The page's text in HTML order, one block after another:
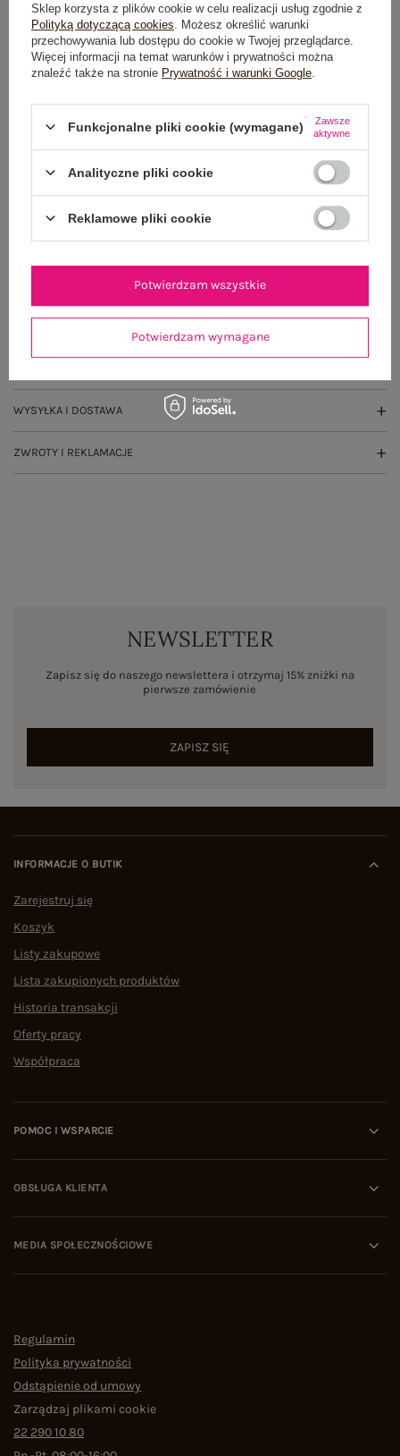
Dostawa od 7,99 zł
Zamów w ciągu04:52:54 sek.,
a wyślemy
jeszcze dzisiaj!
WYSYŁKA I DOSTAWA
ZWROTY I REKLAMACJE
NEWSLETTER
Zapisz się do naszego newslettera i otrzymaj 15% zniżki na
pierwsze zamówienie
ZAPISZ SIĘ
INFORMACJE O BUTIK
Zarejestruj się
Koszyk
Listy zakupowe
Lista zakupionych produktów
Historia transakcji
Oferty pracy
Współpraca
POMOC I WSPARCIE
OBSŁUGA KLIENTA
MEDIA SPOŁECZNOŚCIOWE
Regulamin
Polityka prywatności
Odstąpienie od umowy
Zarządzaj plikami cookie
22 290 10 80
Sklep korzysta z plików cookie w celu realizacji usług zgodnie z
Polityką dotyczącą cookies . Możesz określić warunki
przechowywania lub dostępu do cookie w Twojej przeglądarce.
Więcej informacji na temat warunków i prywatności można
znaleźć także na stronie Prywatność i warunki Google
Funkcjonalne pliki cookie (wymagane)
Zawsze
aktywne
Analityczne pliki cookie
Reklamowe pliki cookie
Potwierdzam wymagane
Potwierdzam wszystkie